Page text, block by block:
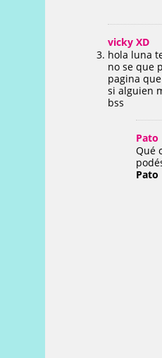
vicky XD
hola luna
no se que
pagina
si alguien
bss
Pato
Qué
Pato